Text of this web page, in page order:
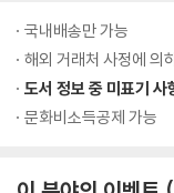
국내배송만 가능
해외 거래처 사정에 의
도서 정보 중 미표기 사
문화비소득공제 가능